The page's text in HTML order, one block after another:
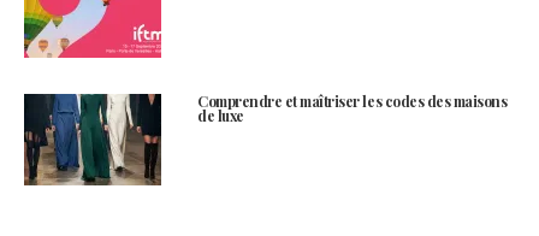
Comprendre et maîtriser les codes des maisons
de luxe